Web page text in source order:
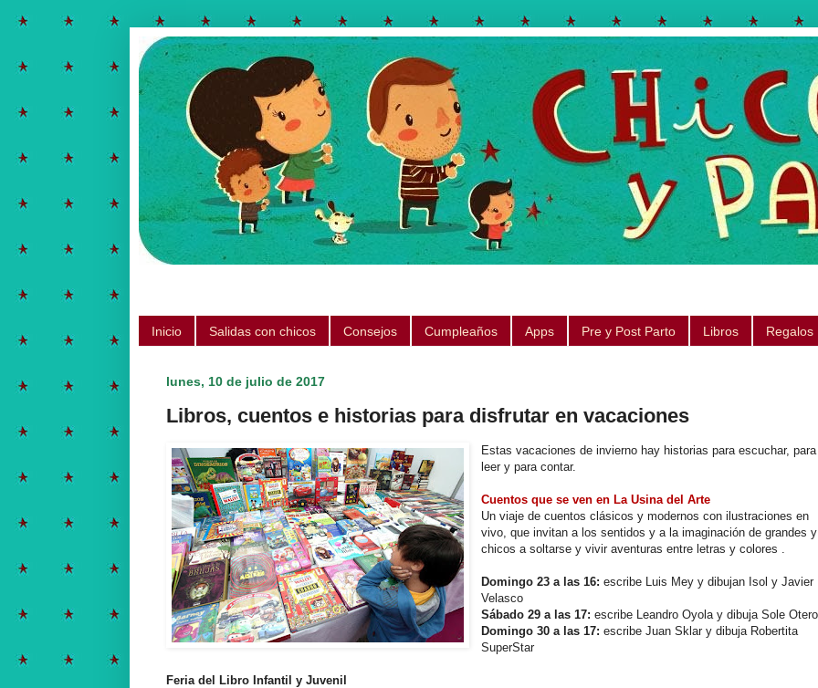
Inicio Salidas con chicos Consejos Cumpleaños Apps Pre y Post Parto Libros Regalos
lunes, 10 de julio de 2017
Libros, cuentos e historias para disfrutar en vacaciones
Estas vacaciones de invierno hay historias para escuchar, para
leer y para contar.
Cuentos que se ven en La Usina del Arte
Un viaje de cuentos clásicos y modernos con ilustraciones en
vivo, que invitan a los sentidos y a la imaginación de grandes y
chicos a soltarse y vivir aventuras entre letras y colores .
Domingo 23 a las 16: escribe Luis Mey y dibujan Isol y Javier
Velasco
Sábado 29 a las 17: escribe Leandro Oyola y dibuja Sole Otero
Domingo 30 a las 17: escribe Juan Sklar y dibuja Robertita
SuperStar
Feria del Libro Infantil y Juvenil